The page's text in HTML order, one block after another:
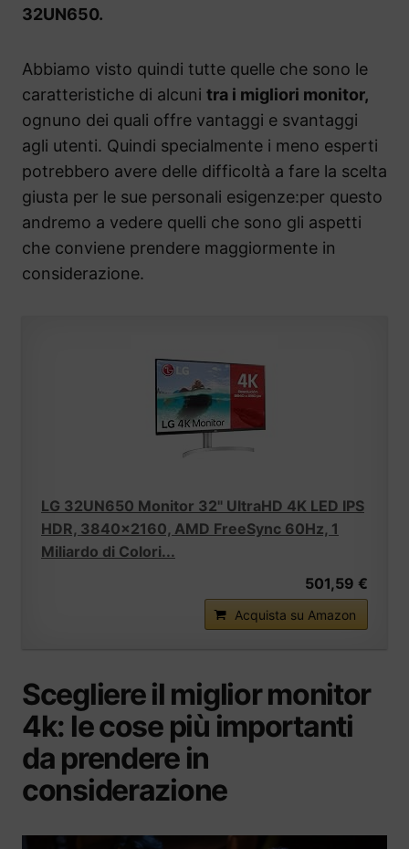
32UN650.
Abbiamo visto quindi tutte quelle che sono le
caratteristiche di alcuni tra i migliori monitor,
ognuno dei quali offre vantaggi e svantaggi
agli utenti. Quindi specialmente i meno esperti
potrebbero avere delle difficoltà a fare la scelta
giusta per le sue personali esigenze:per questo
andremo a vedere quelli che sono gli aspetti
che conviene prendere maggiormente in
considerazione.
LG 32UN650 Monitor 32" UltraHD 4K LED IPS
HDR, 3840x2160, AMD FreeSync 60Hz, 1
Miliardo di Colori...
501,59 €
Acquista su Amazon
Scegliere il miglior monitor
4k: le cose più importanti
da prendere in
considerazione